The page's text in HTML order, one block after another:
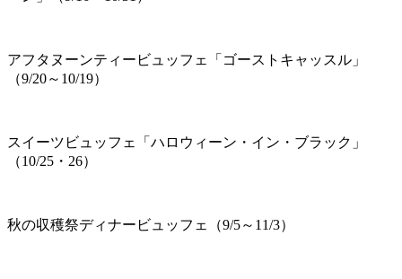
アフタヌーンティービュッフェ「ゴーストキャッスル」
（9/20～10/19）
スイーツビュッフェ「ハロウィーン・イン・ブラック」
（10/25・26）
秋の収穫祭ディナービュッフェ（9/5～11/3）